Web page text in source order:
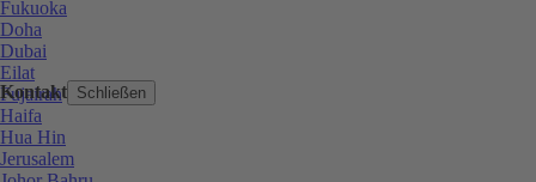
Kontakt Schließen
Fukuoka
Doha
Dubai
Eilat
Fujairah
Haifa
Hua Hin
Jerusalem